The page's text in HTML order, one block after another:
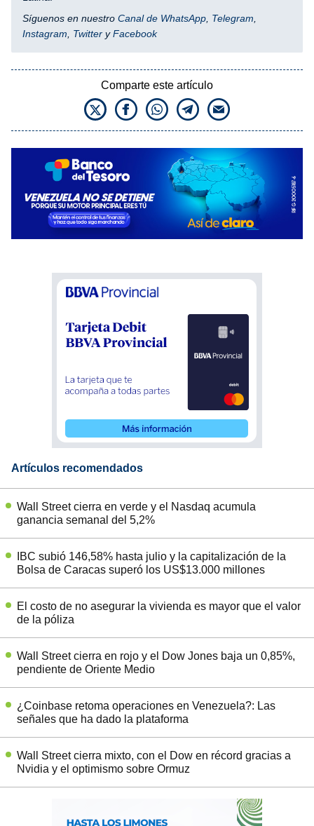
Síguenos en nuestro Canal de WhatsApp Telegram
Instagram
Twitter yFacebook
Comparte este artículo
Artículos recomendados
Wall Street cierra en verde y el Nasdaq acumula
ganancia semanal del 5,2%
IBC subió 146,58% hasta julio y la capitalización de la
Bolsa de Caracas superó los US$13.000 millones
El costo de no asegurar la vivienda es mayor que el valor
de la póliza
Wall Street cierra en rojo y el Dow Jones baja un 0,85%,
pendiente de Oriente Medio
¿Coinbase retoma operaciones en Venezuela?: Las
señales que ha dado la plataforma
Wall Street cierra mixto, con el Dow en récord gracias a
Nvidia y el optimismo sobre Ormuz